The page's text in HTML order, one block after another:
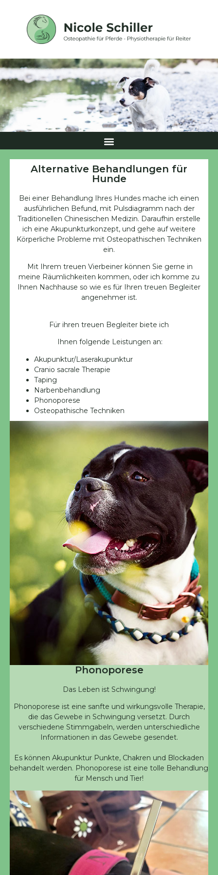
Alternative Behandlungen für
Hunde
Bei einer Behandlung Ihres Hundes mache ich einen
ausführlichen Befund, mit Pulsdiagramm nach der
Traditionellen Chinesischen Medizin. Daraufhin erstelle
ich eine Akupunkturkonzept, und gehe auf weitere
Körperliche Probleme mit Osteopathischen Techniken
ein.
Mit Ihrem treuen Vierbeiner können Sie gerne in
meine Räumlichkeiten kommen, oder ich komme zu
Ihnen Nachhause so wie es für Ihren treuen Begleiter
angenehmer ist.
Für ihren treuen Begleiter biete ich
Ihnen folgende Leistungen an:
Akupunktur/Laserakupunktur
Cranio sacrale Therapie
Taping
Narbenbehandlung
Phonoporese
Osteopathische Techniken
Phonoporese
Das Leben ist Schwingung!
Phonoporese ist eine sanfte und wirkungsvolle Therapie,
die das Gewebe in Schwingung versetzt. Durch
verschiedene Stimmgabeln, werden unterschiedliche
Informationen in das Gewebe gesendet.
Es können Akupunktur Punkte, Chakren und Blockaden
behandelt werden. Phonoporese ist eine tolle Behandlung
für Mensch und Tier!